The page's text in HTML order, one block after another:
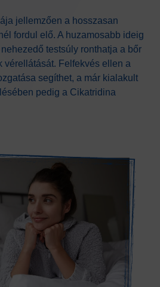
jellemzően a hosszasan
fordul elő. A huzamosabb ideig
testsúly ronthatja a bőr
vérellátását. Felfekvés ellen a
segíthet, a már kialakult
pedig a Cikatridina